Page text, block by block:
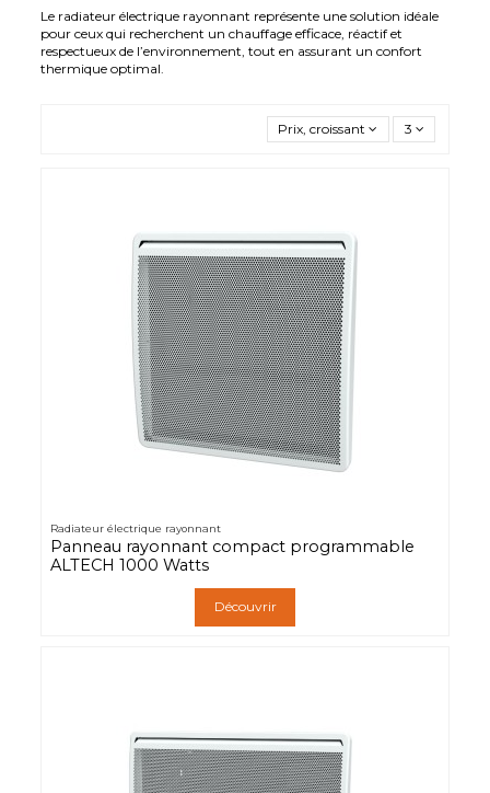
Le radiateur électrique rayonnant représente une solution idéale
pour ceux qui recherchent un chauffage efficace, réactif et
respectueux de l’environnement, tout en assurant un confort
thermique optimal.
Prix, croissant 3
Radiateur électrique rayonnant
Panneau rayonnant compact programmable
ALTECH 1000 Watts
Découvrir